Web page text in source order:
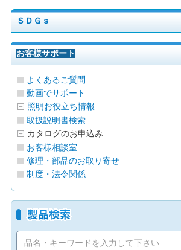
ＳＤＧｓ
お客様サポート
よくあるご質問
動画でサポート
照明お役立ち情報
取扱説明書検索
カタログのお申込み
お客様相談室
修理・部品のお取り寄せ
制度・法令関係